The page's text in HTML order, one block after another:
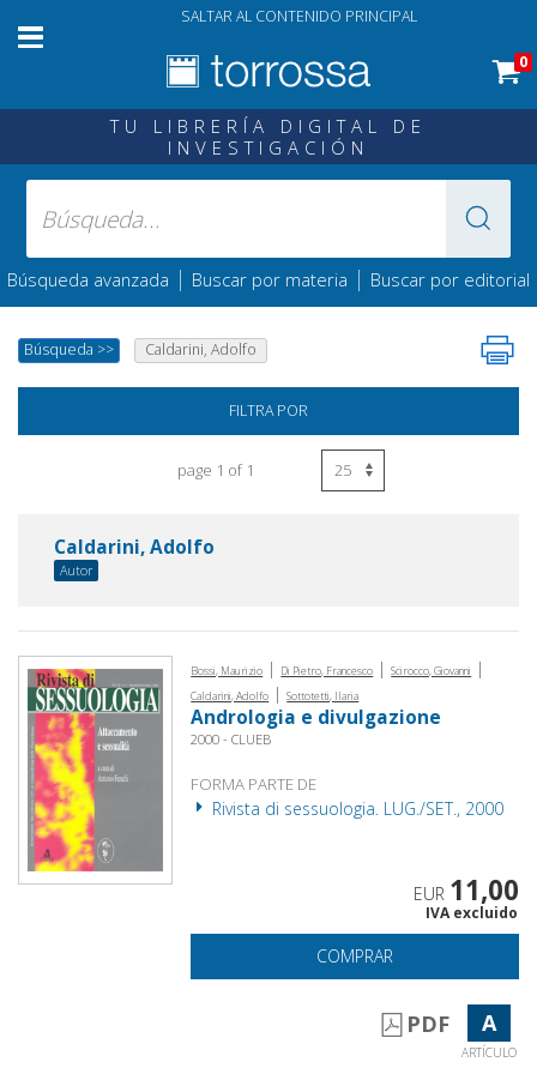
SALTAR AL CONTENIDO PRINCIPAL
0
TU LIBRERÍA DIGITAL DE
INVESTIGACIÓN
Búsqueda avanzada | Buscar por materia | Buscar por editorial
Búsqueda >> Caldarini, Adolfo
FILTRA POR
page 1 of 1
Caldarini, Adolfo
Autor
Bossi, Maurizio | Di Pietro, Francesco | Scirocco, Giovanni |
Caldarini, Adolfo | Sottotetti, Ilaria
Andrologia e divulgazione
2000 - CLUEB
FORMA PARTE DE
Rivista di sessuologia. LUG./SET., 2000
EUR 11,00
IVA excluido
COMPRAR
PDF A
ARTÍCULO